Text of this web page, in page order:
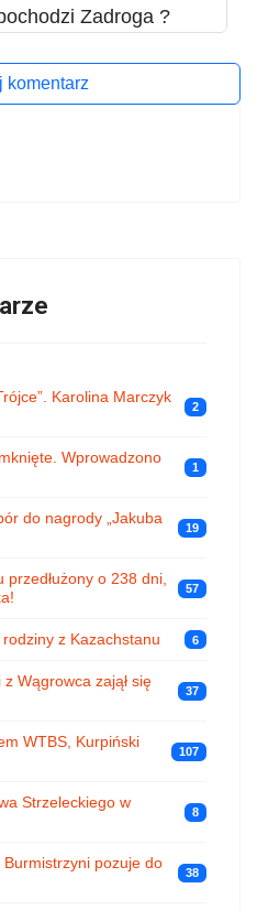
Zadroga ?
komentarz
Karolina Marczyk
2
Wprowadzono
1
do nagrody „Jakuba
19
przedłużony o 238 dni,
57
z Kazachstanu 6
Wągrowca zajął się
37
WTBS, Kurpiński
107
Strzeleckiego w
8
Burmistrzyni pozuje do
38